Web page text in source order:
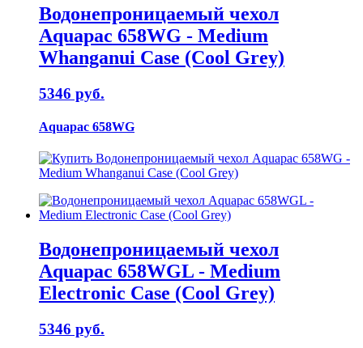
Водонепроницаемый чехол
Aquapac 658WG - Medium
Whanganui Case (Cool Grey)
5346 руб.
Aquapac 658WG
Водонепроницаемый чехол
Aquapac 658WGL - Medium
Electronic Case (Cool Grey)
5346 руб.